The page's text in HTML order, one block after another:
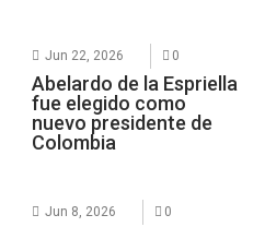
Jun 22, 2026 0
Abelardo de la Espriella
fue elegido como
nuevo presidente de
Colombia
Jun 8, 2026 0